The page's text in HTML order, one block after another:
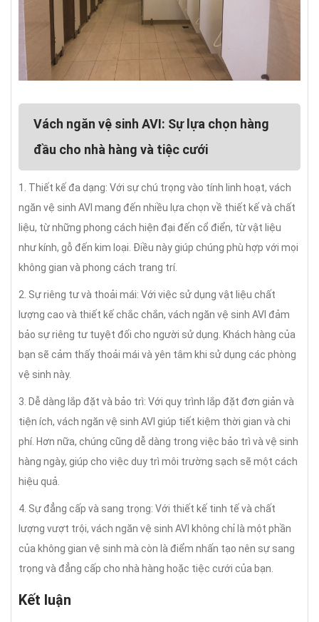
Vách ngăn vệ sinh AVI: Sự lựa chọn hàng
đầu cho nhà hàng và tiệc cưới
1. Thiết kế đa dạng: Với sự chú trọng vào tính linh hoạt, vách
ngăn vệ sinh AVI mang đến nhiều lựa chọn về thiết kế và chất
liệu, từ những phong cách hiện đại đến cổ điển, từ vật liệu
như kính, gỗ đến kim loại. Điều này giúp chúng phù hợp với mọi
không gian và phong cách trang trí.
2. Sự riêng tư và thoải mái: Với việc sử dụng vật liệu chất
lượng cao và thiết kế chắc chắn, vách ngăn vệ sinh AVI đảm
bảo sự riêng tư tuyệt đối cho người sử dụng. Khách hàng của
bạn sẽ cảm thấy thoải mái và yên tâm khi sử dụng các phòng
vệ sinh này.
3. Dễ dàng lắp đặt và bảo trì: Với quy trình lắp đặt đơn giản và
tiện ích, vách ngăn vệ sinh AVI giúp tiết kiệm thời gian và chi
phí. Hơn nữa, chúng cũng dễ dàng trong việc bảo trì và vệ sinh
hàng ngày, giúp cho việc duy trì môi trường sạch sẽ một cách
hiệu quả.
4. Sự đẳng cấp và sang trọng: Với thiết kế tinh tế và chất
lượng vượt trội, vách ngăn vệ sinh AVI không chỉ là một phần
của không gian vệ sinh mà còn là điểm nhấn tạo nên sự sang
trọng và đẳng cấp cho nhà hàng hoặc tiệc cưới của bạn.
Kết luận